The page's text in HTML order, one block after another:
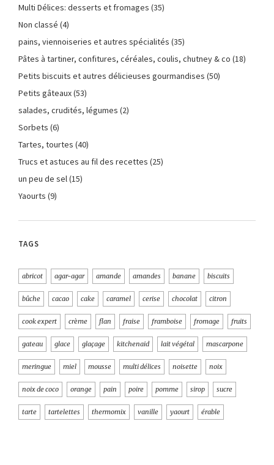
Multi Délices: desserts et fromages (35)
Non classé (4)
pains, viennoiseries et autres spécialités (35)
Pâtes à tartiner, confitures, céréales, coulis, chutney & co (18)
Petits biscuits et autres délicieuses gourmandises (50)
Petits gâteaux(53)
salades, crudités, légumes (2)
Sorbets (6)
Tartes, tourtes (40)
Trucs et astuces au fil des recettes (25)
un peu de sel(15)
Yaourts (9)
TAGS
abricot agar-agar amande amandes banane biscuits
bûche cacao cake caramel cerise chocolat citron
cook expert crème flan fraise framboise fromage fruits
gateau glace glaçage kitchenaid lait végétal mascarpone
meringue miel mousse multi délices noisette noix
noix de coco orange pain poire pomme sirop sucre
tarte tartelettes thermomix vanille yaourt érable